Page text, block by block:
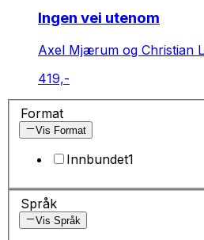
Ingen vei utenom
Axel Mjærum og Christian
419,-
Format
Vis Format
Innbundet1
Språk
Vis Språk